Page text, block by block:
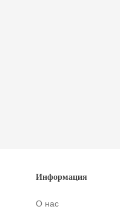
Информация
О нас